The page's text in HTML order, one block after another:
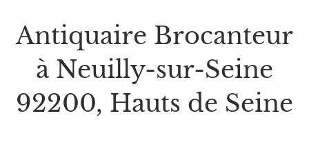
Antiquaire Brocanteur
à Neuilly-sur-Seine
92200, Hauts de Seine